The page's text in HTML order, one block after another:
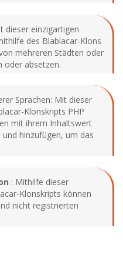
dieser einzigartigen
des Blablacar-Klons
mehreren Städten oder
oder absetzen.
Sprachen: Mit dieser
Klonskripts PHP
mit ihrem Inhaltswert
hinzufügen, um das
: Mithilfe dieser
Klonskripts können
nicht registrierten